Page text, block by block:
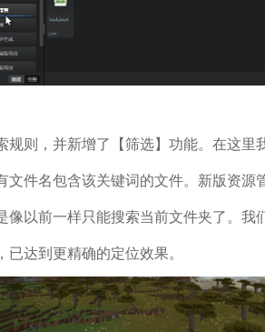
规则，并新增了【筛选】功能。在这里
文件名包含该关键词的文件。新版资源
像以前一样只能搜索当前文件夹了。我
达到更精确的定位效果。